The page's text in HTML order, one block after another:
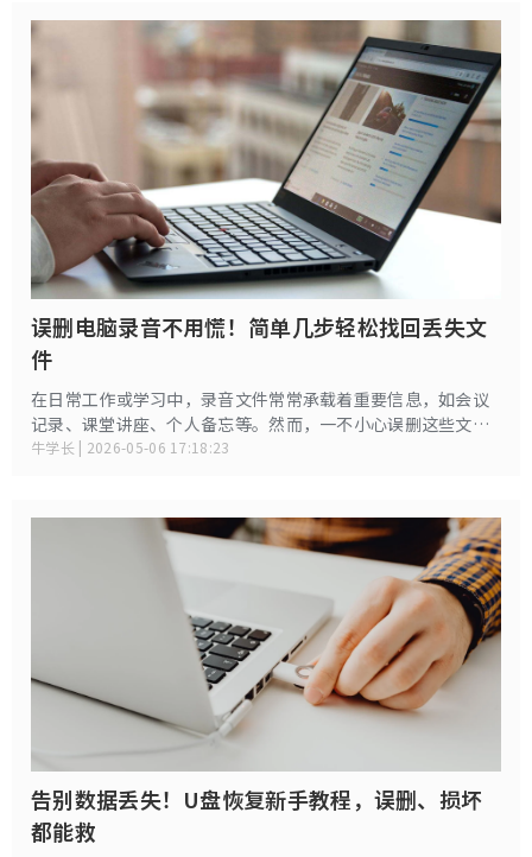
误删电脑录音不用慌！简单几步轻松找回丢失文
件
在日常工作或学习中，录音文件常常承载着重要信息，如会议
记录、课堂讲座、个人备忘等。然而，一不小心误删这些文
件，可能会让人焦虑不已。别担心，本文将为你提供几种实用
牛学长 | 2026-05-06 17:18:23
告别数据丢失！U盘恢复新手教程，误删、损坏
都能救